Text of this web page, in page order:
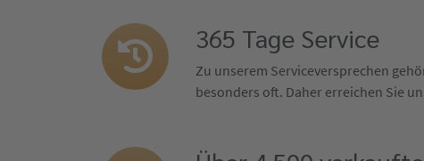
365 Tage Service
Zu unserem Serviceversprechen
besonders oft. Daher erreichen Sie